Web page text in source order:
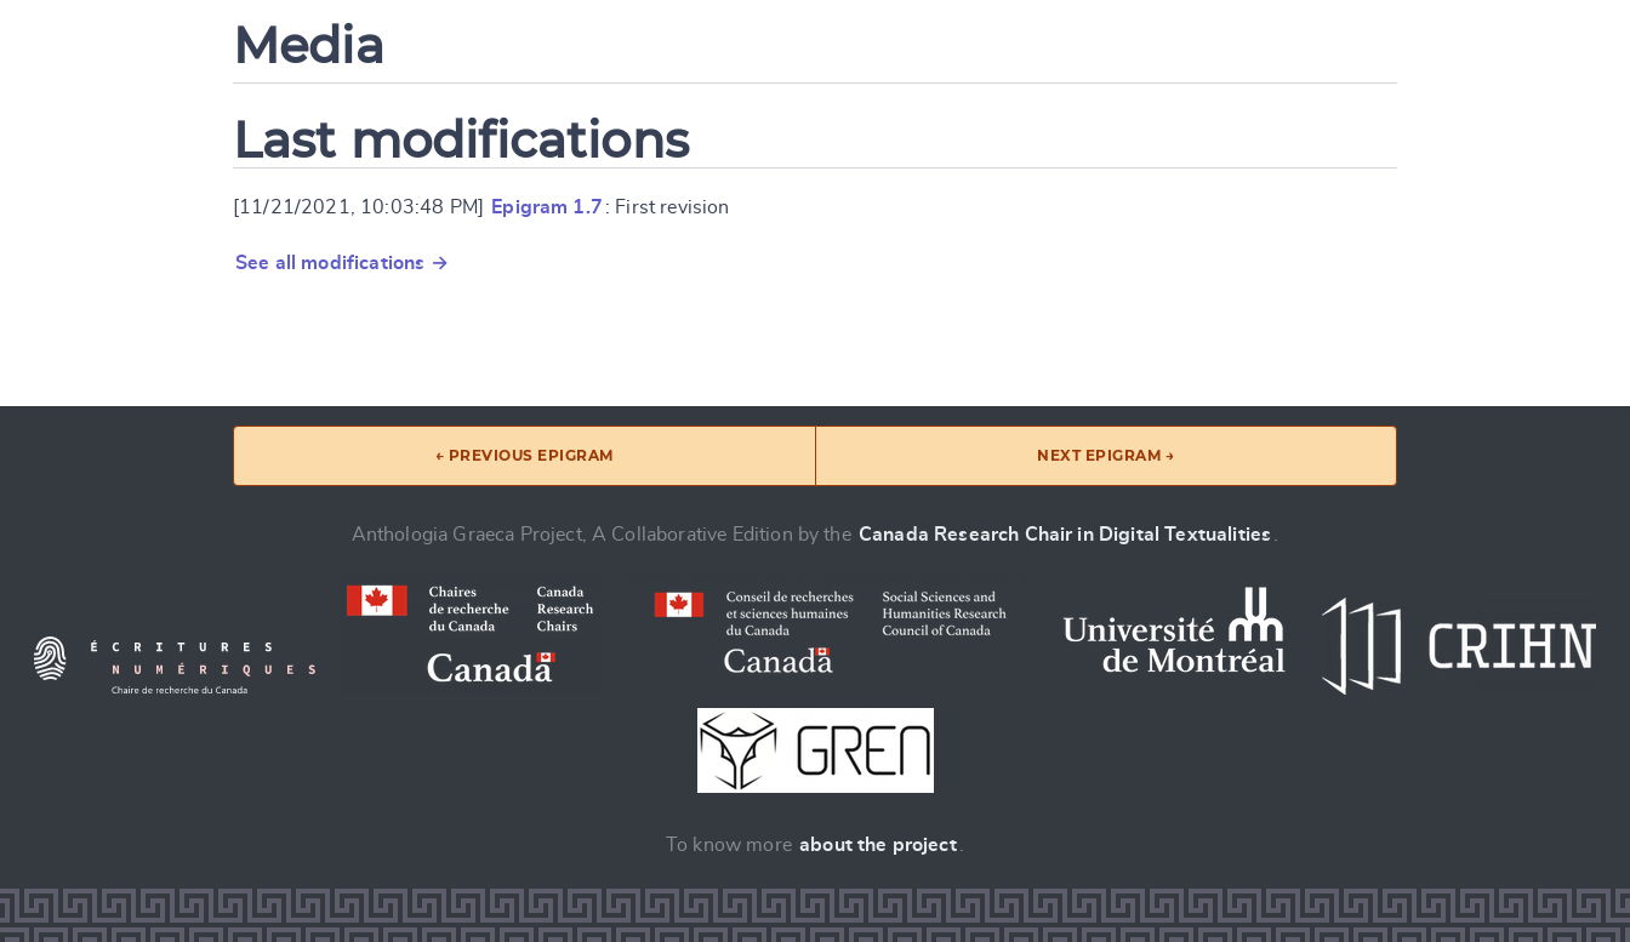
Media
Last modifications
[11/21/2021, 10:03:48 PM] Epigram 1.7 : First revision
See all modifications →
← PREVIOUS EPIGRAM NEXT EPIGRAM →
Anthologia Graeca Project, A Collaborative Edition by the Canada Research Chair in Digital Textualities
To know more about the project